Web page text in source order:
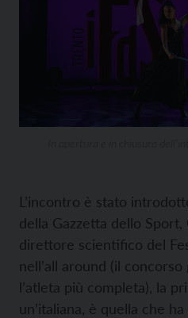
L’incontro è stato
della Gazzetta dello Sport,
direttore scientifico del
nell’all around (il
l’atleta più completa), la
un’italiana, è quella che